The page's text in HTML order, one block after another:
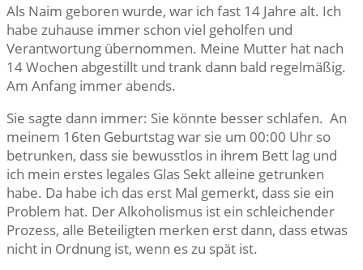
Als Naim geboren wurde, war ich fast 14 Jahre alt. Ich
habe zuhause immer schon viel geholfen und
Verantwortung übernommen. Meine Mutter hat nach
14 Wochen abgestillt und trank dann bald regelmäßig.
Am Anfang immer abends.
Sie sagte dann immer: Sie könnte besser schlafen. An
meinem 16ten Geburtstag war sie um 00:00 Uhr so
betrunken, dass sie bewusstlos in ihrem Bett lag und
ich mein erstes legales Glas Sekt alleine getrunken
habe. Da habe ich das erst Mal gemerkt, dass sie ein
Problem hat. Der Alkoholismus ist ein schleichender
Prozess, alle Beteiligten merken erst dann, dass etwas
nicht in Ordnung ist, wenn es zu spät ist.